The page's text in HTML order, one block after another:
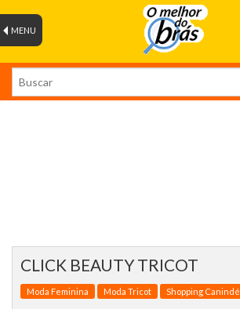
MENU
CLICK BEAUTY TRICOT
Moda Feminina Moda Tricot Shopping Canindé